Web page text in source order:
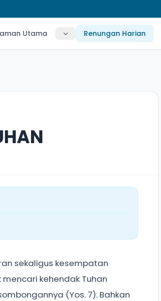
Utama Renungan Harian
sekaligus kesempatan
mencari kehendak Tuhan
(Yos. 7). Bahkan